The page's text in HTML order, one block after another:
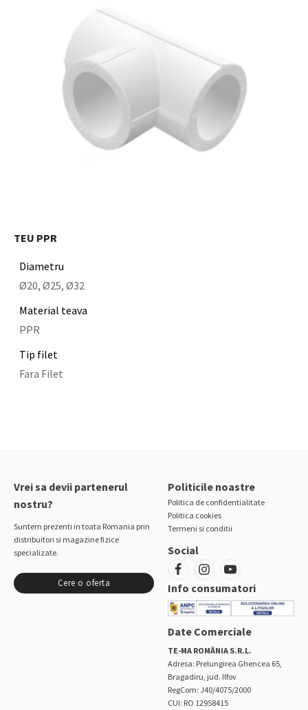
TEU PPR
Diametru
Ø20, Ø25, Ø32
Material teava
PPR
Tip filet
Fara Filet
Vrei sa devii partenerul
nostru?
Suntem prezenti in toata Romania prin
distribuitori si magazine fizice
specializate.
Cere o oferta
Politicile noastre
Politica de confidentialitate
Politica cookies
Termeni si conditii
Social
Info consumatori
Date Comerciale
TE-MA ROMÂNIA S.R.L.
Adresa: Prelungirea Ghencea 65,
Bragadiru, jud. Ilfov
RegCom: J40/4075/2000
CUI: RO 12958415